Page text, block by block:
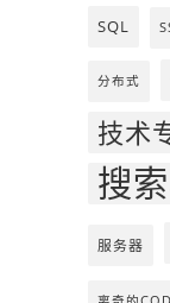
SQL
分布式
技术
搜
服务器